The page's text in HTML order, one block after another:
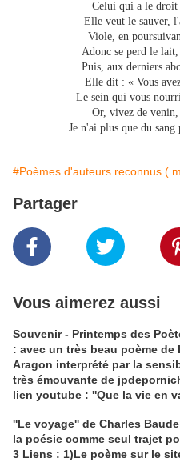
Celui qui a le droit
Elle veut le sauver,
Viole, en
Adonc se perd le
Puis, aux derniers
Elle dit : « Vous
Le sein qui vous
Or, vivez de venin,
Je n'ai plus que du
#Poèmes d'auteurs reconnus (
Partager
Vous aimerez aussi
Souvenir - Printemps des
: avec un très beau poème de Louis
Aragon interprété par la
très émouvante de jpdeporniche en
lien youtube : ''Que la vie en
''Le voyage'' de Charles
la poésie comme seul trajet
3 Liens : 1)Le poème sur le